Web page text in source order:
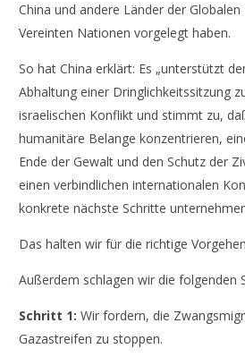
China und andere Länder der
Vereinten Nationen vorgelegt haben.
So hat China erklärt: Es „unterstützt
Abhaltung einer Dringlichkeitssitzung
israelischen Konflikt und stimmt zu,
humanitäre Belange konzentrieren,
Ende der Gewalt und den Schutz der
einen verbindlichen internationalen
konkrete nächste Schritte
Das halten wir für die richtige
Außerdem schlagen wir die folgenden
Schritt 1: Wir fordern, die
Gazastreifen zu stoppen.